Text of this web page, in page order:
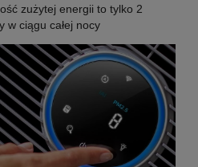
zużytej energii to tylko 2
w ciągu całej nocy